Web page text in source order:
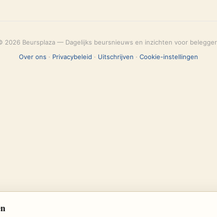
2026 Beursplaza — Dagelijks beursnieuws en inzichten voor
Over ons · Privacybeleid · Uitschrijven · Cookie-instellingen